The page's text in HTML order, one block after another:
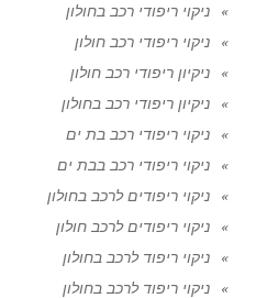
ניקוי ריפודי רכב בחולון
ניקוי ריפודי רכב חולון
ניקיון ריפודי רכב חולון
ניקיון ריפודי רכב בחולון
ניקוי ריפודי רכב בת ים
ניקוי ריפודי רכב בבת ים
ניקוי ריפודים לרכב בחולון
ניקוי ריפודים לרכב חולון
ניקוי ריפוד לרכב בחולון
ניקוי ריפוד לרכב בחולון